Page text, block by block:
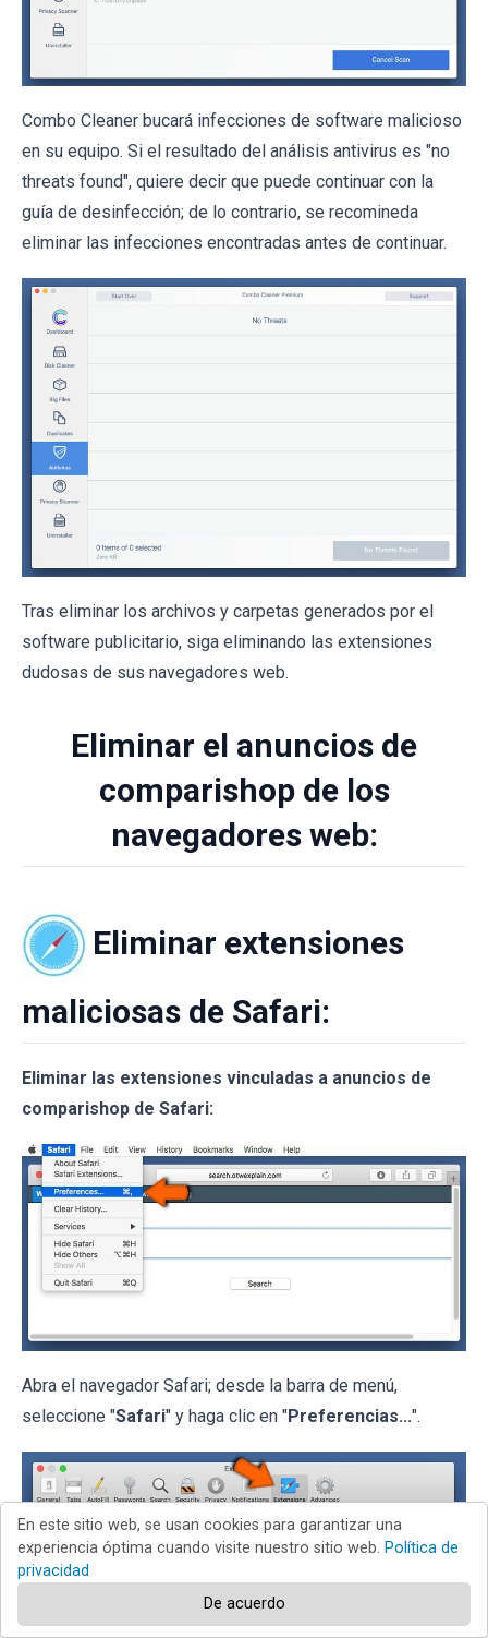
Combo Cleaner bucará infecciones de software malicioso
en su equipo. Si el resultado del análisis antivirus es "no
threats found", quiere decir que puede continuar con la
guía de desinfección; de lo contrario, se recomineda
eliminar las infecciones encontradas antes de continuar.
Tras eliminar los archivos y carpetas generados por el
software publicitario, siga eliminando las extensiones
dudosas de sus navegadores web.
Eliminar el anuncios de
comparishop de los
navegadores web:
Eliminar extensiones
maliciosas de Safari:
Eliminar las extensiones vinculadas a anuncios de
comparishop de Safari:
Abra el navegador Safari; desde la barra de menú,
seleccione "Safari" y haga clic en "Preferencias...".
En este sitio web, se usan cookies para garantizar una
experiencia óptima cuando visite nuestro sitio web. Política de
privacidad
De acuerdo